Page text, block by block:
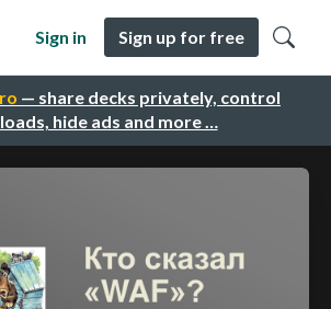
— share decks privately, control
hide ads and more …
Sign in Sign up for free